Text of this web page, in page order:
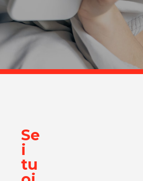
Se
i
tu